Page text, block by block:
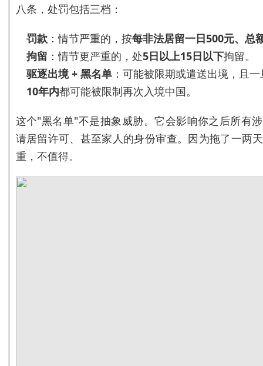
八条，处罚包括三档：
罚款：情节严重的，按每非法居留一日500元、总
拘留 ：情节更严重的，处5日以上15日以下拘留。
驱逐出境 + 黑名单：可能被限期或遣送出境，且
10年内都可能被限制再次入境中国。
这个"黑名单"不是抽象威胁。它会影响你之后所
请居留许可、甚至家人的身份审查。因为拖了一两
重，不值得。